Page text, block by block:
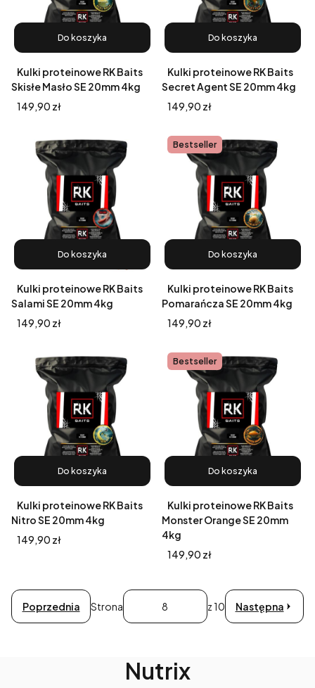
Do koszyka
Kulki proteinowe RK Baits
Skisłe Masło SE 20mm 4kg
Cena
149,90 zł
Do koszyka
Kulki proteinowe RK Baits
Secret Agent SE 20mm 4kg
Cena
149,90 zł
Do koszyka
Kulki proteinowe RK Baits
Salami SE 20mm 4kg
Cena
149,90 zł
Bestseller
Do koszyka
Kulki proteinowe RK Baits
Pomarańcza SE 20mm 4kg
Cena
149,90 zł
Do koszyka
Kulki proteinowe RK Baits
Nitro SE 20mm 4kg
Cena
149,90 zł
Bestseller
Do koszyka
Kulki proteinowe RK Baits
Monster Orange SE 20mm
4kg
Cena
149,90 zł
Poprzednia Strona z 10 Następna
Nutrix